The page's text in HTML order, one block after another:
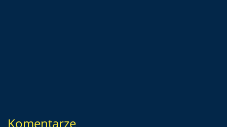
Komentarze